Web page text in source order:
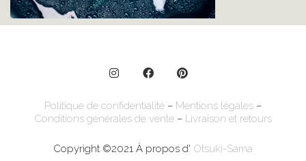
Politique de confidentialité – Mentions légales –
Conditions générales de vente – Livraison et retours
Copyright ©2021 À propos d' Otsuki-Sama